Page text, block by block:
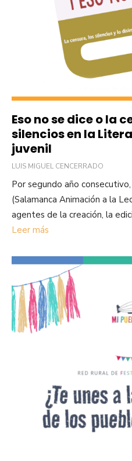
Eso no se dice o la
silencios en la
juvenil
LUIS MIGUEL CENCERRADO
Por segundo año
(Salamanca Animación a la
agentes de la creación, la
Leer más